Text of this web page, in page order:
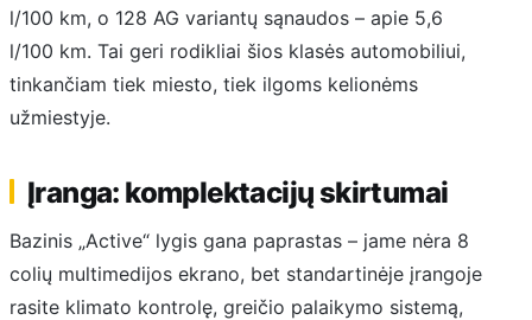
l/100 km, o 128 AG variantų sąnaudos – apie 5,6
l/100 km. Tai geri rodikliai šios klasės automobiliui,
tinkančiam tiek miesto, tiek ilgoms kelionėms
užmiestyje.
Įranga: komplektacijų skirtumai
Bazinis „Active“ lygis gana paprastas – jame nėra 8
colių multimedijos ekrano, bet standartinėje įrangoje
rasite klimato kontrolę, greičio palaikymo sistemą,